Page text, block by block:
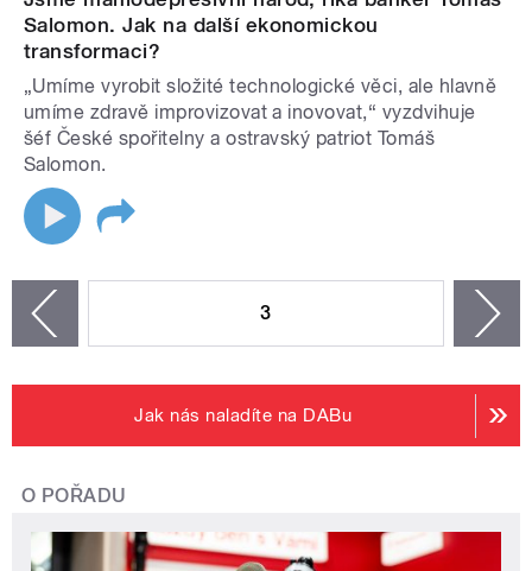
Salomon. Jak na další ekonomickou
transformaci?
„Umíme vyrobit složité technologické věci, ale hlavně
umíme zdravě improvizovat a inovovat,“ vyzdvihuje
šéf České spořitelny a ostravský patriot Tomáš
Salomon.
3
Jak nás naladíte na DABu
O POŘADU